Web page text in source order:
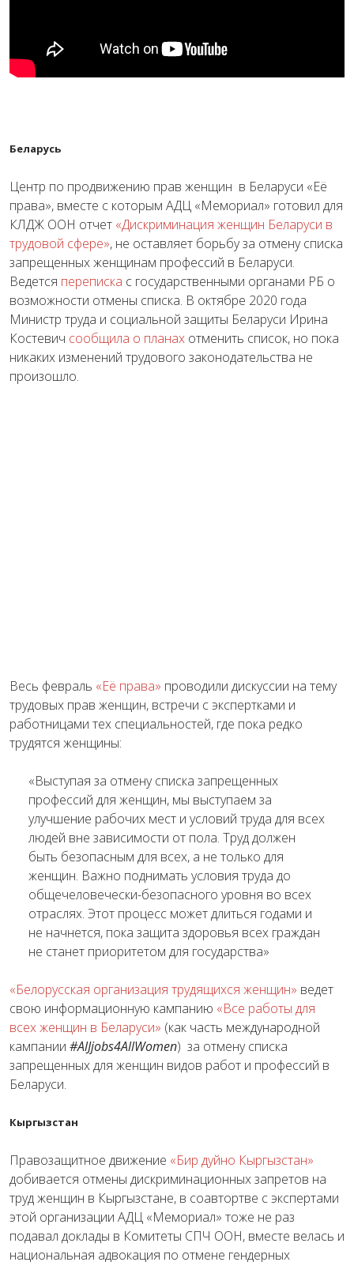
Беларусь
Центр по продвижению прав женщин в Беларуси «Её
права», вместе с которым АДЦ «Мемориал» готовил для
КЛДЖ ООН отчет «Дискриминация женщин Беларуси в
трудовой сфере», не оставляет борьбу за отмену списка
запрещенных женщинам профессий в Беларуси.
Ведется переписка с государственными органами РБ о
возможности отмены списка. В октябре 2020 года
Министр труда и социальной защиты Беларуси Ирина
Костевич сообщила о планах отменить список, но пока
никаких изменений трудового законодательства не
произошло.
Весь февраль «Её права» проводили дискуссии на тему
трудовых прав женщин, встречи с экспертками и
работницами тех специальностей, где пока редко
трудятся женщины:
«Выступая за отмену списка запрещенных
профессий для женщин, мы выступаем за
улучшение рабочих мест и условий труда для всех
людей вне зависимости от пола. Труд должен
быть безопасным для всех, а не только для
женщин. Важно поднимать условия труда до
общечеловечески-безопасного уровня во всех
отраслях. Этот процесс может длиться годами и
не начнется, пока защита здоровья всех граждан
не станет приоритетом для государства»
«Белорусская организация трудящихся женщин» ведет
свою информационную кампанию «Все работы для
всех женщин в Беларуси» (как часть международной
кампании #AlJjobs4AllWomen) за отмену списка
запрещенных для женщин видов работ и профессий в
Беларуси.
Кыргызстан
Правозащитное движение «Бир дуйно Кыргызстан»
добивается отмены дискриминационных запретов на
труд женщин в Кыргызстане, в соавтортве с экспертами
этой организации АДЦ «Мемориал» тоже не раз
подавал доклады в Комитеты СПЧ ООН, вместе велась и
национальная адвокация по отмене гендерных